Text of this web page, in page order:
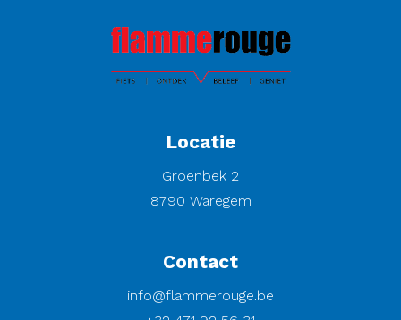
Locatie
Groenbek 2
8790 Waregem
Contact
info@flammerouge.be